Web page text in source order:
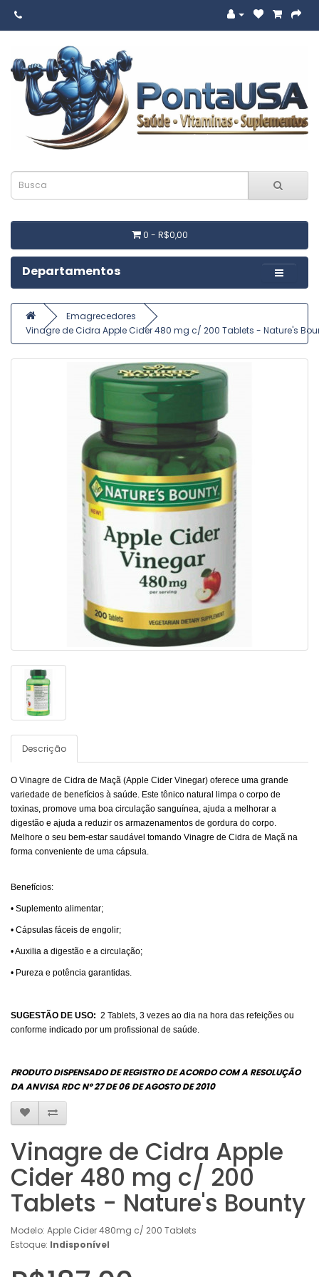
0 - R$0,00
Departamentos
Emagrecedores
Vinagre de Cidra Apple Cider 480 mg c/ 200 Tablets - Nature's
Descrição
O Vinagre de Cidra de Maçã (Apple Cider Vinegar) oferece uma grande
variedade de benefícios à saúde. Este tônico natural limpa o corpo de
toxinas, promove uma boa circulação sanguínea, ajuda a melhorar a
digestão e ajuda a reduzir os armazenamentos de gordura do corpo.
Melhore o seu bem-estar saudável tomando Vinagre de Cidra de Maçã na
forma conveniente de uma cápsula.
Benefícios:
• Suplemento alimentar;
• Cápsulas fáceis de engolir;
• Auxilia a digestão e a circulação;
• Pureza e potência garantidas.
SUGESTÃO DE USO: 2 Tablets, 3 vezes ao dia na hora das refeições ou
conforme indicado por um profissional de saúde.
PRODUTO DISPENSADO DE REGISTRO DE ACORDO COM A RESOLUÇÃO
DA ANVISA RDC Nº 27 DE 06 DE AGOSTO DE 2010
Vinagre de Cidra Apple
Cider 480 mg c/ 200
Tablets - Nature's Bounty
Modelo: Apple Cider 480mg c/ 200 Tablets
Estoque: Indisponível